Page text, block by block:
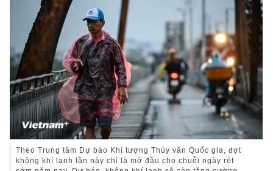
Theo Trung tâm Dự báo Khí tượng Thủy văn Quốc gia, đợt
không khí lạnh lần này chỉ là mở đầu cho chuỗi ngày rét